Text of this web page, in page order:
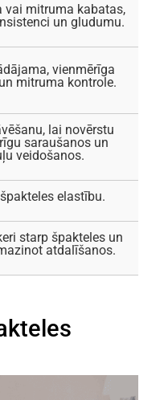
vai mitruma kabatas,
un gludumu.
vienmērīga
mitruma kontrole.
lai novērstu
saraušanos un
veidošanos.
elastību.
starp špakteles un
atdalīšanos.